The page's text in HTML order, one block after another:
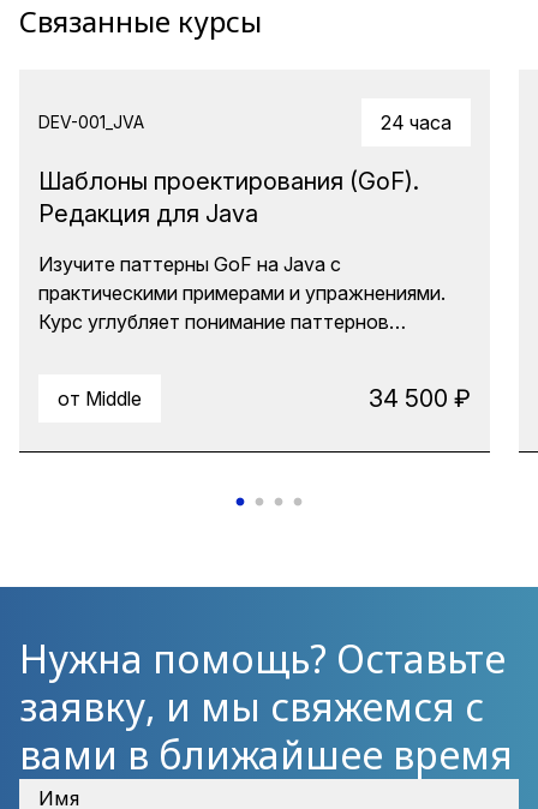
Связанные курсы
DEV-001_JVA 24 часа
Шаблоны проектирования (GoF).
Редакция для Java
Изучите паттерны GoF на Java с
практическими примерами и упражнениями.
Курс углубляет понимание паттернов
Вы научитесь не просто "распознавать"
от Middle 34 500 ₽
Нужна помощь? Оставьте
заявку, и мы свяжемся с
вами в ближайшее время